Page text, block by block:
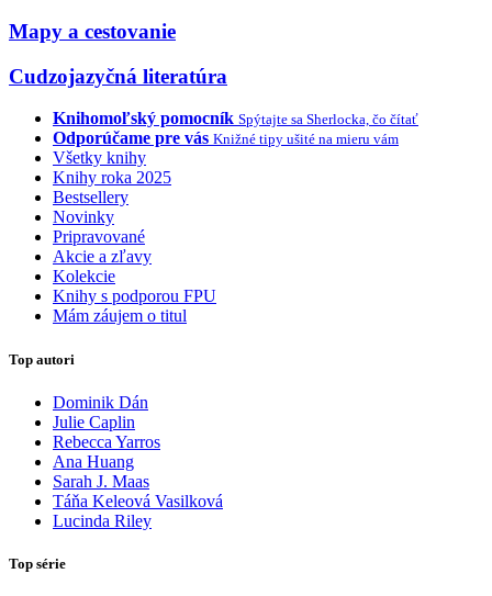
Mapy a cestovanie
Cudzojazyčná literatúra
Knihomoľský pomocník Spýtajte sa Sherlocka, čo čítať
Odporúčame pre vás Knižné tipy ušité na mieru vám
Všetky knihy
Knihy roka 2025
Bestsellery
Novinky
Pripravované
Akcie a zľavy
Kolekcie
Knihy s podporou FPU
Mám záujem o titul
Top autori
Dominik Dán
Julie Caplin
Rebecca Yarros
Ana Huang
Sarah J. Maas
Táňa Keleová Vasilková
Lucinda Riley
Top série